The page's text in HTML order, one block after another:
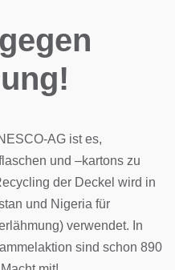
AG ist es,
und –kartons zu
der Deckel wird in
und Nigeria für
verwendet. In
sind schon 890